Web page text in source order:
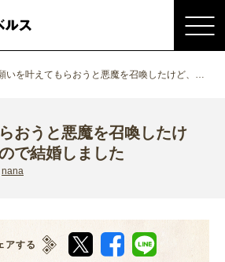
いを叶えてもらおうと悪魔を召喚したけど、可愛かったので結婚しました
おうと悪魔を召喚したけ
で結婚しました
nana
アする